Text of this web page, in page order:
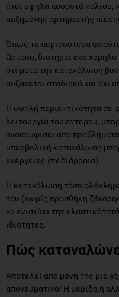
έχει υψηλά ποσοστά καλίου,
αυξημένης αρτηριακής
Όπως τα περισσότερα
Ωστόσο, διατηρεί ένα χαμηλό
ότι μετά την κατανάλωση
αυξάνεται σταδιακά και όχι
Η υψηλή περιεκτικότητα σε
λειτουργία του εντέρου,
ανακουφίσει από
υπερβολική κατανάλωση
ενέργειες (πχ διάρροια).
Η κατανάλωση τόσο
του (χωρίς προσθήκη
να ενισχύει την
ιδιότητες.
Πώς
Αποτελεί από μόνη της μια
απογευματινό! Η μερίδα ή